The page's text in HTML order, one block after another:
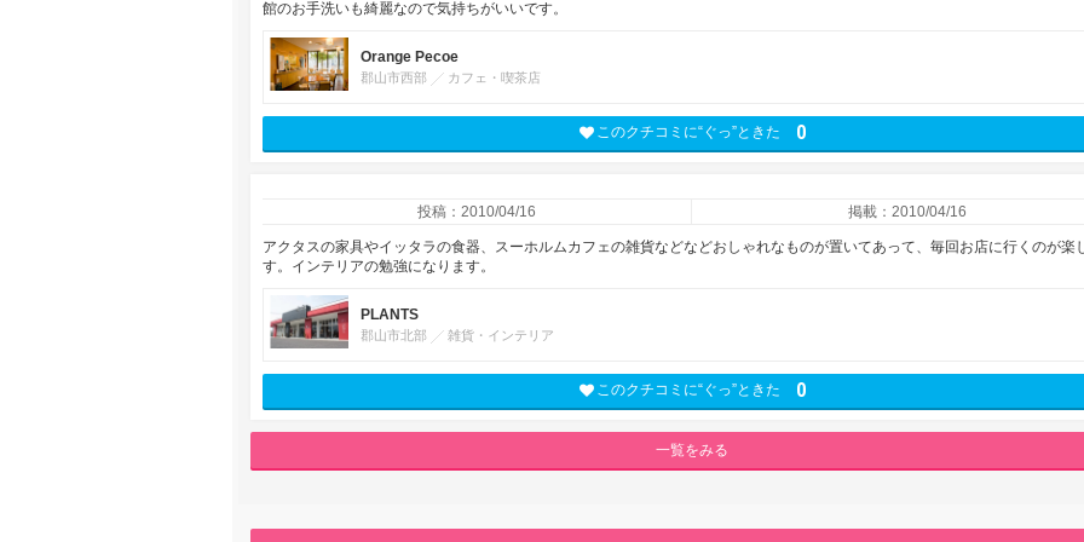
館のお手洗いも綺麗なので気持ちがいいです。
Orange Pecoe
郡山市西部 カフェ・喫茶店
このクチコミに“ぐっ”ときた 0
投稿：2010/04/16 掲載：2010/04/16
アクタスの家具やイッタラの食器、スーホルムカフェの雑貨などなどおしゃれなものが置いてあって、毎回お店に行くのが楽
す。インテリアの勉強になります。
PLANTS
郡山市北部 雑貨・インテリア
このクチコミに“ぐっ”ときた 0
一覧をみる